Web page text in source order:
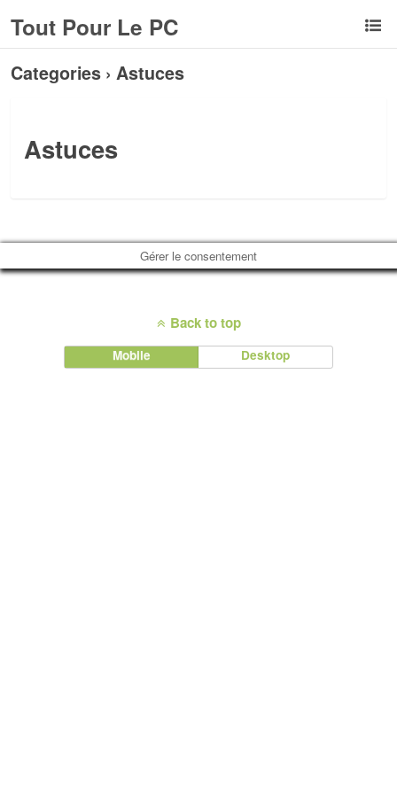
Tout Pour Le PC
Categories › Astuces
Astuces
Gérer le consentement
Back to top
Mobile Desktop